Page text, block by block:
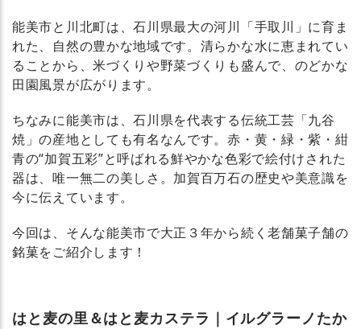
能美市と川北町は、石川県最大の河川「手取川」に育ま
れた、自然の豊かな地域です。清らかな水に恵まれてい
ることから、米づくりや野菜づくりも盛んで、のどかな
田園風景が広がります。
ちなみに能美市は、石川県を代表する伝統工芸「九谷
焼」の産地としても有名なんです。赤・黄・緑・紫・紺
青の“加賀五彩”と呼ばれる鮮やかな色彩で絵付けされた
器は、唯一無二の美しさ。加賀百万石の歴史や美意識を
今に伝えています。
今回は、そんな能美市で大正３年から続く老舗菓子舗の
銘菓をご紹介します！
はと麦の里＆はと麦カステラ｜イルグラーノたか